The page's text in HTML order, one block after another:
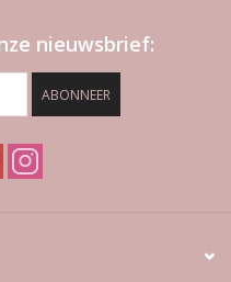
nieuwsbrief:
ABONNEER